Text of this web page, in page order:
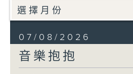
07/08/2026
音樂抱抱